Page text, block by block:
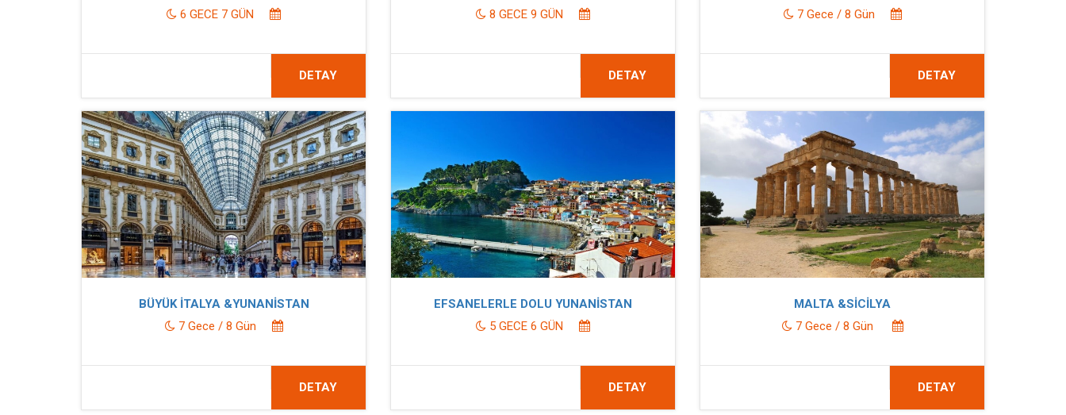
6 GECE 7 GÜN
DETAY
8 GECE 9 GÜN
DETAY
7 Gece / 8 Gün
DETAY
BÜYÜK İTALYA &YUNANİSTAN
7 Gece / 8 Gün
DETAY
EFSANELERLE DOLU YUNANİSTAN
5 GECE 6 GÜN
DETAY
MALTA &SİCİLYA
7 Gece / 8 Gün
DETAY